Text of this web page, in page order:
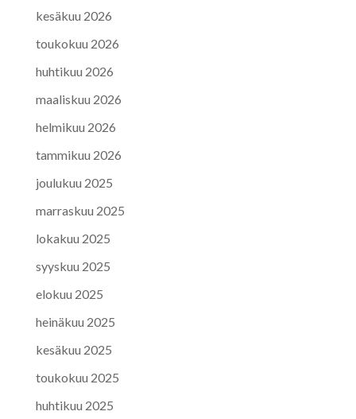
kesäkuu 2026
toukokuu 2026
huhtikuu 2026
maaliskuu 2026
helmikuu 2026
tammikuu 2026
joulukuu 2025
marraskuu 2025
lokakuu 2025
syyskuu 2025
elokuu 2025
heinäkuu 2025
kesäkuu 2025
toukokuu 2025
huhtikuu 2025